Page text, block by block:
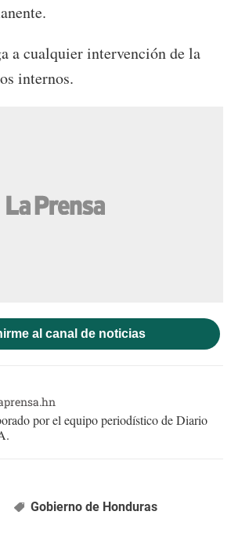
a cualquier intervención de la
internos.
al canal de noticias
por el equipo periodístico de Diario
Gobierno de Honduras